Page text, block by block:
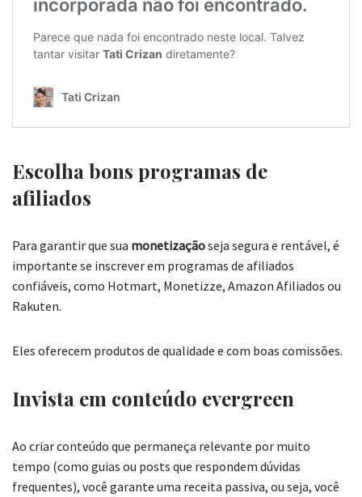
Escolha bons programas de
afiliados
Para garantir que sua monetizaçãoseja segura e rentável, é
importante se inscrever em programas de afiliados
confiáveis, como Hotmart, Monetizze, Amazon Afiliados ou
Rakuten.
Eles oferecem produtos de qualidade e com boas comissões.
Invista em conteúdo evergreen
Ao criar conteúdo que permaneça relevante por muito
tempo (como guias ou posts que respondem dúvidas
frequentes), você garante uma receita passiva, ou seja, você